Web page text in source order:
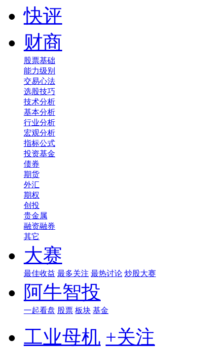
快评
财商
股票基础
能力级别
交易心法
选股技巧
技术分析
基本分析
行业分析
宏观分析
指标公式
投资基金
债券
期货
外汇
期权
创投
贵金属
融资融券
其它
大赛
最佳收益 最多关注 最热讨论 炒股大赛
阿牛智投
一起看盘 股票 板块 基金
工业母机 +关注